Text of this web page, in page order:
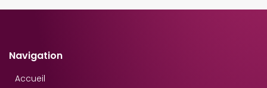
Navigation
Accueil